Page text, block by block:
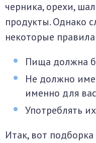
черника, орехи,
продукты. Однако
некоторые
Пища должна
Не должно
именно для
Употреблять
Итак, вот